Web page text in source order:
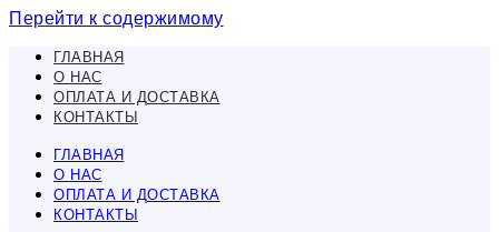
Перейти к содержимому
ГЛАВНАЯ
О НАС
ОПЛАТА И ДОСТАВКА
КОНТАКТЫ
ГЛАВНАЯ
О НАС
ОПЛАТА И ДОСТАВКА
КОНТАКТЫ